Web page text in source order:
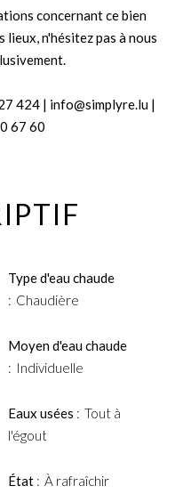
concernant ce bien
n'hésitez pas à nous
424 | info@simplyre.lu |
67 60
Type d'eau chaude
Chaudière
Moyen d'eau chaude
Individuelle
Eaux usées
Tout à
l'égout
État À rafraîchir